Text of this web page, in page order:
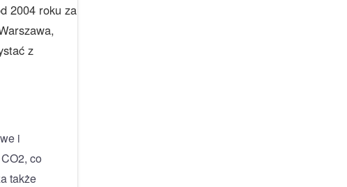
2004 roku za
z
i
co
także